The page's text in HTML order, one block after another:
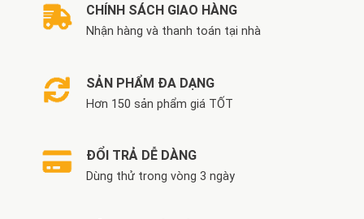
CHÍNH SÁCH GIAO HÀNG
Nhận hàng và thanh toán tại nhà
SẢN PHẨM ĐA DẠNG
Hơn 150 sản phẩm giá TỐT
ĐỔI TRẢ DỄ DÀNG
Dùng thử trong vòng 3 ngày